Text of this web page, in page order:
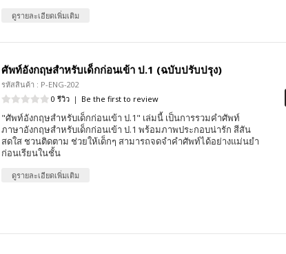
ดูรายละเอียดเพิ่มเติม
ศัพท์อังกฤษสำหรับเด็กก่อนเข้า ป.1 (ฉบับปรับปรุง)
รหัสสินค้า : P-ENG-202
0 รีวิว | Be the first to review
"ศัพท์อังกฤษสำหรับเด็กก่อนเข้า ป.1" เล่มนี้ เป็นการรวมคำศัพท์
ภาษาอังกฤษสำหรับเด็กก่อนเข้า ป.1 พร้อมภาพประกอบน่ารัก สีสัน
สดใส ชวนติดตาม ช่วยให้เด็กๆ สามารถจดจำคำศัพท์ได้อย่างแม่นยำ
ก่อนเรียนในชั้น
ดูรายละเอียดเพิ่มเติม